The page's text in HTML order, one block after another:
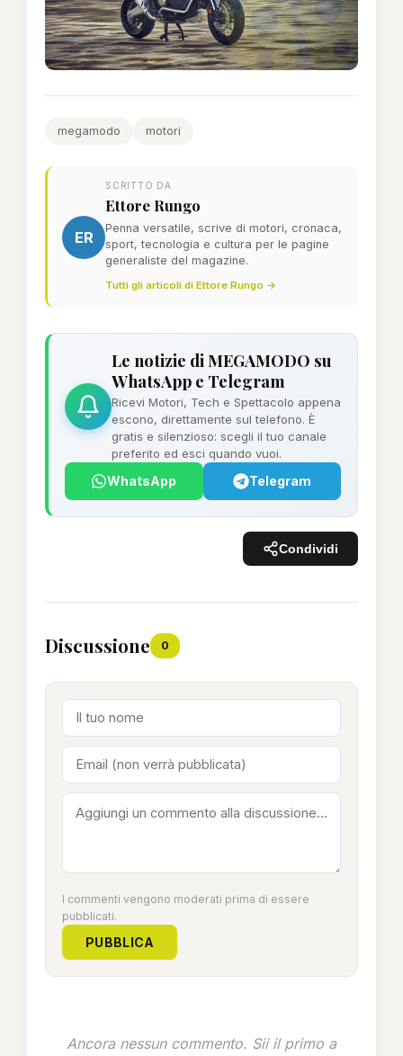
megamodo motori
ER
SCRITTO DA
Ettore Rungo
Penna versatile, scrive di motori, cronaca,
sport, tecnologia e cultura per le pagine
generaliste del magazine.
Tutti gli articoli di Ettore Rungo →
Le notizie di MEGAMODO su
WhatsApp e Telegram
Ricevi Motori, Tech e Spettacolo appena
escono, direttamente sul telefono. È
gratis e silenzioso: scegli il tuo canale
preferito ed esci quando vuoi.
WhatsApp Telegram
Condividi
Discussione 0
I commenti vengono moderati prima di essere
pubblicati.
PUBBLICA
Ancora nessun commento. Sii il primo a